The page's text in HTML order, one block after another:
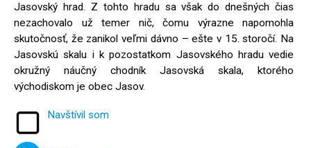
Jasovský hrad. Z tohto hradu sa však do dnešných čias
nezachovalo už temer nič, čomu výrazne napomohla
skutočnosť, že zanikol veľmi dávno – ešte v 15. storočí. Na
Jasovskú skalu i k pozostatkom Jasovského hradu vedie
okružný náučný chodník Jasovská skala, ktorého
východiskom je obec Jasov.
Navštívil som